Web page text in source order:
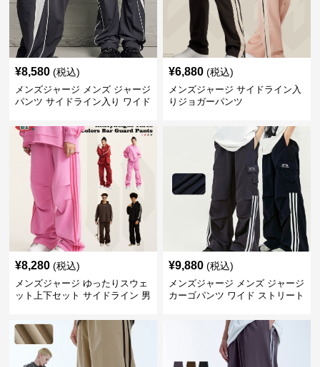
¥8,580 (税込)
メンズジャージ メンズ ジャージ
パンツ サイドライン入り ワイド
¥6,880 (税込)
メンズジャージ サイドライン入
りジョガーパンツ
¥8,280 (税込)
メンズジャージ ゆったりスウェ
ット上下セット サイドライン 男
¥9,880 (税込)
メンズジャージ メンズ ジャージ
カーゴパンツ ワイド ストリート